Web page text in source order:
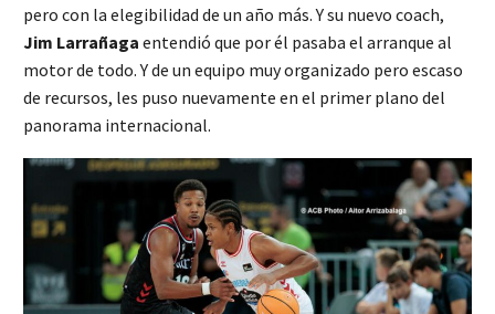
pero con la elegibilidad de un año más. Y su nuevo coach,
Jim Larrañaga entendió que por él pasaba el arranque al
motor de todo. Y de un equipo muy organizado pero escaso
de recursos, les puso nuevamente en el primer plano del
panorama internacional.